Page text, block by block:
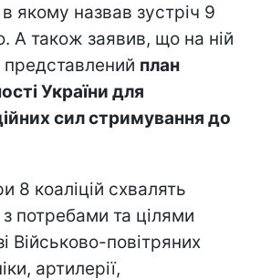
якому назвав зустріч 9
А також заявив, що на ній
план
України для
сил стримування до
8 коаліцій схвалять
потребами та цілями
Військово-повітряних
артилерії,